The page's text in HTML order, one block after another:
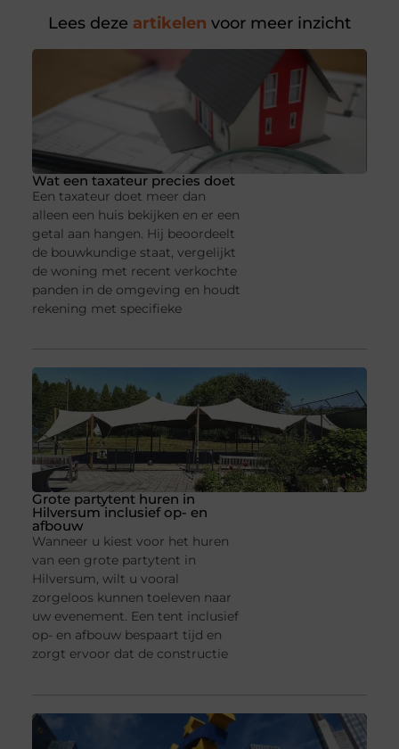
Lees deze artikelen voor meer inzicht
Wat een taxateur precies doet
Een taxateur doet meer dan
alleen een huis bekijken en er een
getal aan hangen. Hij beoordeelt
de bouwkundige staat, vergelijkt
de woning met recent verkochte
panden in de omgeving en houdt
rekening met specifieke
Grote partytent huren in
Hilversum inclusief op- en
afbouw
Wanneer u kiest voor het huren
van een grote partytent in
Hilversum, wilt u vooral
zorgeloos kunnen toeleven naar
uw evenement. Een tent inclusief
op- en afbouw bespaart tijd en
zorgt ervoor dat de constructie